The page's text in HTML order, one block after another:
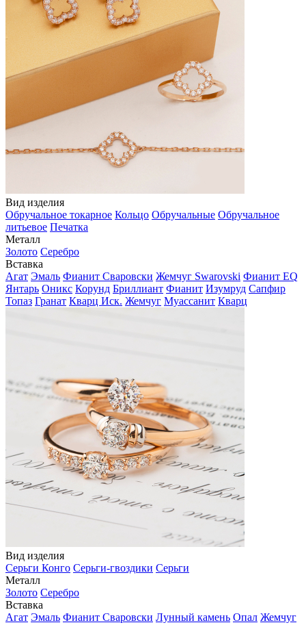
Вид изделия
Обручальное токарное Кольцо Обручальные Обручальное
литьевое Печатка
Металл
Золото Серебро
Вставка
Агат Эмаль Фианит Сваровски Жемчуг Swarovski Фианит EQ
Янтарь Оникс Корунд Бриллиант Фианит Изумруд Сапфир
Топаз Гранат Кварц Иск. Жемчуг Муассанит Кварц
Вид изделия
Серьги Конго Серьги-гвоздики Серьги
Металл
Золото Серебро
Вставка
Агат Эмаль Фианит Сваровски Лунный камень Опал Жемчуг